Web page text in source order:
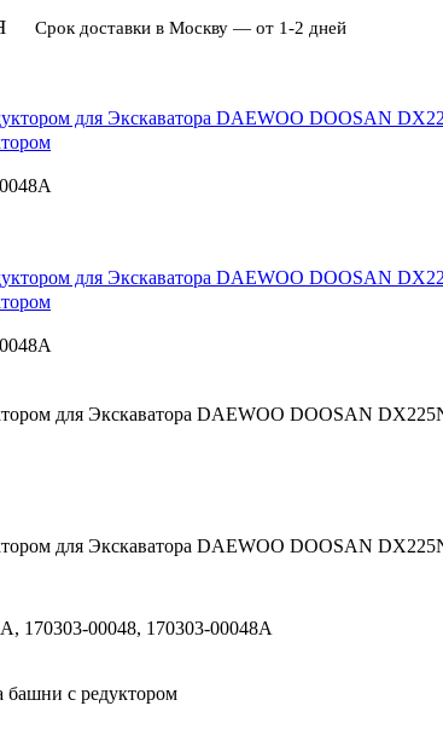
Срок доставки в Москву — от 1-2 дней
для Экскаватора DAEWOO DOOSAN
для Экскаватора DAEWOO DOOSAN
170303-00048, 170303-00048A
башни с редуктором